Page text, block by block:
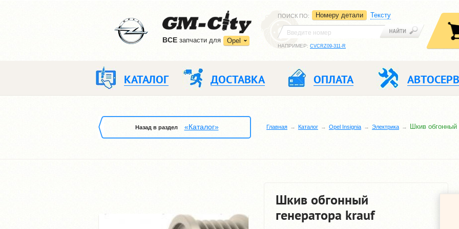
ВCE запчасти для Opel
ПОИСК ПО: Номеру детали Тексту
НАПРИМЕР: CVCRZ09-311-R
КАТАЛОГ ДОСТАВКА ОПЛАТА
Назад в раздел «Каталог» Главная Каталог Opel Insignia Электрика Шкив обгонный
Шкив обгонный
генератора krauf